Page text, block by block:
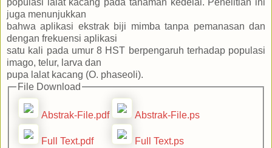
juga menunjukkan
bahwa aplikasi ekstrak biji mimba tanpa pemanasan dan
dengan frekuensi aplikasi
satu kali pada umur 8 HST berpengaruh terhadap populasi
imago, telur, larva dan
pupa lalat kacang (O. phaseoli).
File Download
Abstrak-File.pdf Abstrak-File.ps
Full Text.pdf Full Text.ps